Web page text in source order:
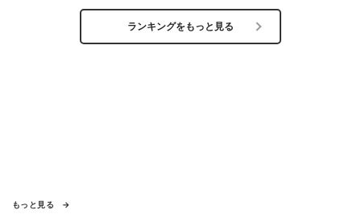
ランキングをもっと見る
もっと見る